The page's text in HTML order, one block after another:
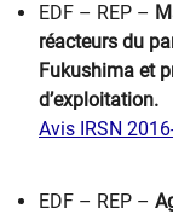
EDF – REP –
réacteurs du
Fukushima et
d’exploitation.
Avis IRSN
EDF – REP –